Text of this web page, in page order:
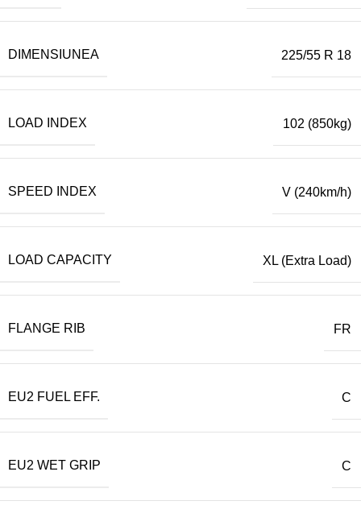
DIMENSIUNEA 225/55 R 18
LOAD INDEX 102 (850kg)
SPEED INDEX V (240km/h)
LOAD CAPACITY XL (Extra Load)
FLANGE RIB FR
EU2 FUEL EFF. C
EU2 WET GRIP C